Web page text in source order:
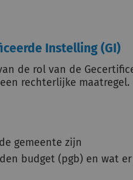
Instelling (GI)
de rol van de
rechterlijke maatregel.
gemeente zijn
budget (pgb) en wat